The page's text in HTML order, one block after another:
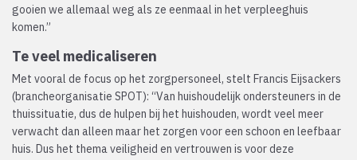
gooien we allemaal weg als ze eenmaal in het verpleeghuis
komen.”
Te veel medicaliseren
Met vooral de focus op het zorgpersoneel, stelt Francis Eijsackers
(brancheorganisatie SPOT): “Van huishoudelijk ondersteuners in de
thuissituatie, dus de hulpen bij het huishouden, wordt veel meer
verwacht dan alleen maar het zorgen voor een schoon en leefbaar
huis. Dus het thema veiligheid en vertrouwen is voor deze